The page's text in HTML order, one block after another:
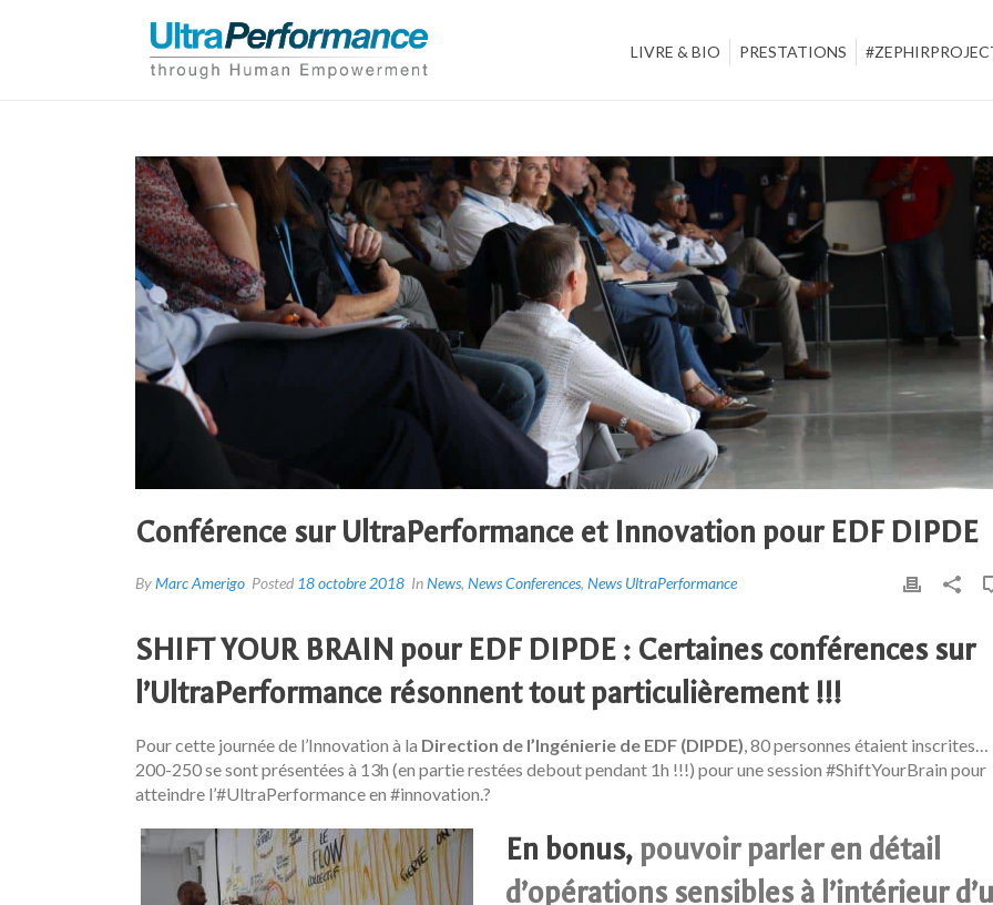
LIVRE & BIO PRESTATIONS
Conférence sur UltraPerformance et Innovation pour EDF DIPDE
ByMarc Amerigo Posted 18 octobre 2018 InNews, News Conferences, News UltraPerformance
SHIFT YOUR BRAIN pour EDF DIPDE : Certaines conférences sur
l’UltraPerformance résonnent tout particulièrement !!!
Pour cette journée de l’Innovation à la Direction de l’Ingénierie de EDF (DIPDE), 80 personnes étaient inscrites…
200-250 se sont présentées à 13h (en partie restées debout pendant 1h !!!) pour une session #ShiftYourBrain pour
atteindre l’#UltraPerformanceen #innovation.?
En bonus, pouvoir parler en détail
d’opérations sensibles à l’intérieur